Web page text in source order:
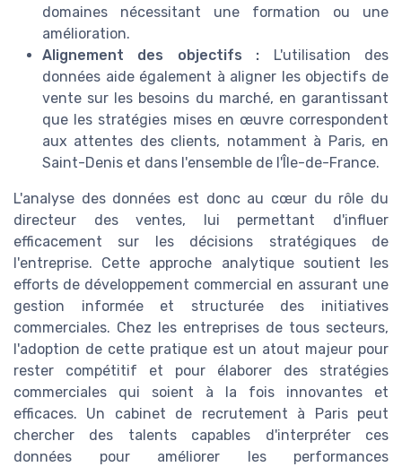
domaines nécessitant une formation ou une
amélioration.
Alignement des objectifs : L'utilisation des
données aide également à aligner les objectifs de
vente sur les besoins du marché, en garantissant
que les stratégies mises en œuvre correspondent
aux attentes des clients, notamment à Paris, en
Saint-Denis et dans l'ensemble de l'Île-de-France.
L'analyse des données est donc au cœur du rôle du
directeur des ventes, lui permettant d'influer
efficacement sur les décisions stratégiques de
l'entreprise. Cette approche analytique soutient les
efforts de développement commercial en assurant une
gestion informée et structurée des initiatives
commerciales. Chez les entreprises de tous secteurs,
l'adoption de cette pratique est un atout majeur pour
rester compétitif et pour élaborer des stratégies
commerciales qui soient à la fois innovantes et
efficaces. Un cabinet de recrutement à Paris peut
chercher des talents capables d'interpréter ces
données pour améliorer les performances